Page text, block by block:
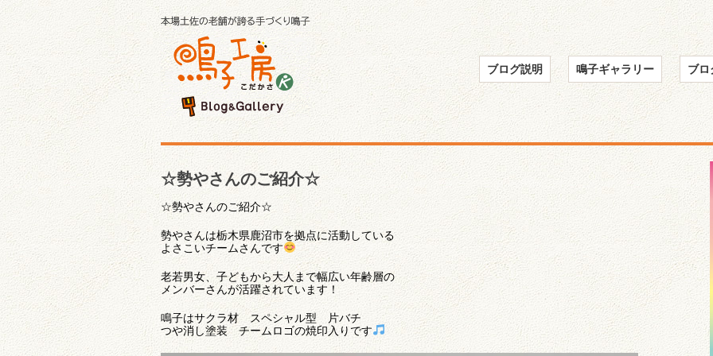
ブログ説明 鳴子ギャラリー ブロ
☆勢やさんのご紹介☆
☆勢やさんのご紹介☆
勢やさんは栃木県鹿沼市を拠点に活動している
よさこいチームさんです
老若男女、子どもから大人まで幅広い年齢層の
メンバーさんが活躍されています！
鳴子はサクラ材 スペシャル型 片バチ
つや消し塗装 チームロゴの焼印入りです